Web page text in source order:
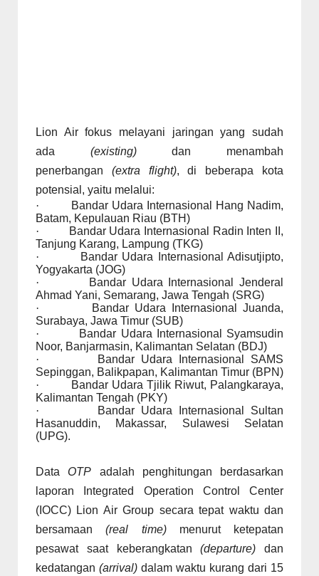
Lion Air fokus melayani jaringan yang sudah
ada (existing)dan menambah
penerbangan (extra flight), di beberapa kota
potensial, yaitu melalui:
·
Bandar Udara Internasional Hang Nadim,
Batam, Kepulauan Riau (BTH)
·
Bandar Udara Internasional Radin Inten II,
Tanjung Karang, Lampung (TKG)
·
Bandar Udara Internasional Adisutjipto,
Yogyakarta (JOG)
·
Bandar Udara Internasional Jenderal
Ahmad Yani, Semarang, Jawa Tengah (SRG)
·
Bandar Udara Internasional Juanda,
Surabaya, Jawa Timur (SUB)
·
Bandar Udara Internasional Syamsudin
Noor, Banjarmasin, Kalimantan Selatan (BDJ)
·
Bandar Udara Internasional SAMS
Sepinggan, Balikpapan, Kalimantan Timur (BPN)
·
Bandar Udara Tjilik Riwut, Palangkaraya,
Kalimantan Tengah (PKY)
·
Bandar Udara Internasional Sultan
Hasanuddin, Makassar, Sulawesi Selatan
(UPG).
Data OTP adalah penghitungan berdasarkan
laporan Integrated Operation Control Center
(IOCC) Lion Air Group secara tepat waktu dan
bersamaan(real time) menurut ketepatan
pesawat saat keberangkatan(departure) dan
kedatangan (arrival) dalam waktu kurang dari 15